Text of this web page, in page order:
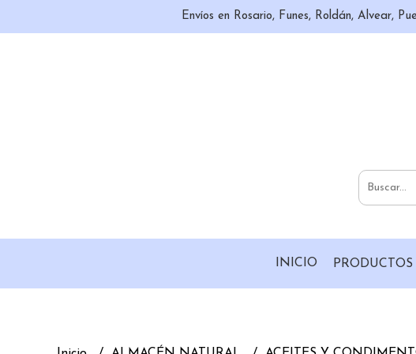
Envíos en Rosario, Funes, Roldán, Alvear,
INICIO PRODUCTOS